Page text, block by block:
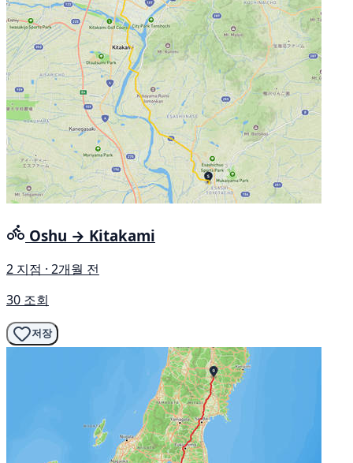
Oshu → Kitakami
2 지점 · 2개월 전
30 조회
저장